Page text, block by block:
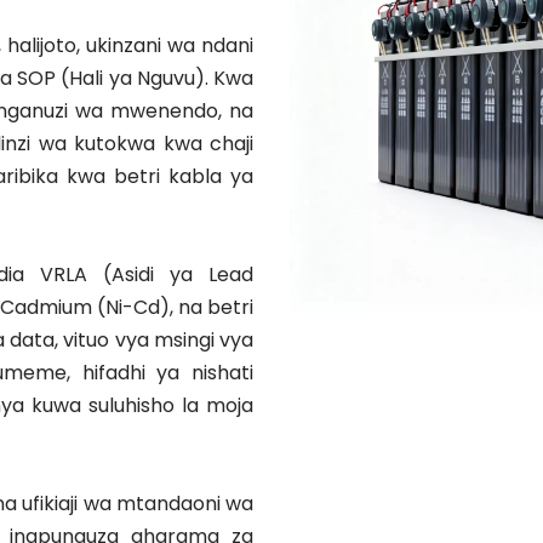
ukinzani wa ndani
SOP (Hali ya Nguvu). Kwa
wa mwenendo, na
wa kutokwa kwa chaji
kwa betri kabla ya
VRLA (Asidi ya Lead
(Ni-Cd), na betri
data, vituo vya msingi vya
hifadhi ya nishati
kuwa suluhisho la moja
ufikiaji wa mtandaoni wa
inapunguza gharama za